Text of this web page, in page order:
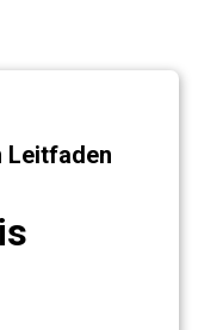
Leitfaden